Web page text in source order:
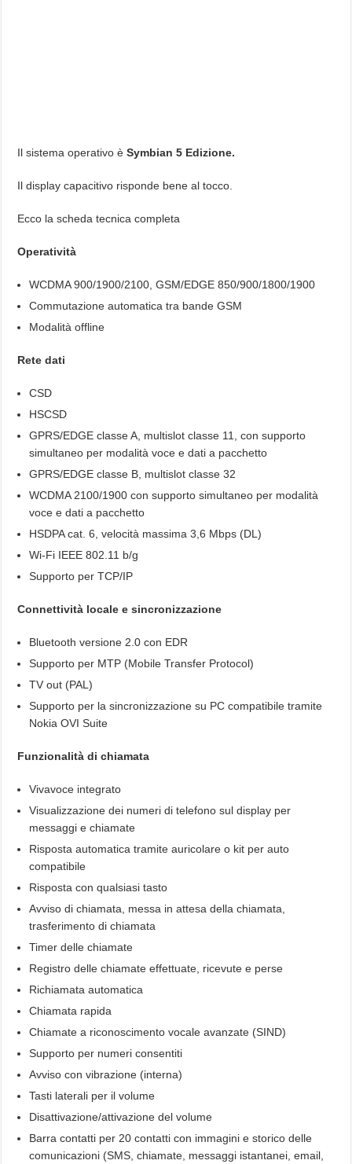
Il sistema operativo èSymbian 5 Edizione.
Il display capacitivo risponde bene al tocco.
Ecco la scheda tecnica completa
Operatività
WCDMA 900/1900/2100, GSM/EDGE 850/900/1800/1900
Commutazione automatica tra bande GSM
Modalità offline
Rete dati
CSD
HSCSD
GPRS/EDGE classe A, multislot classe 11, con supporto
simultaneo per modalità voce e dati a pacchetto
GPRS/EDGE classe B, multislot classe 32
WCDMA 2100/1900 con supporto simultaneo per modalità
voce e dati a pacchetto
HSDPA cat. 6, velocità massima 3,6 Mbps (DL)
Wi-Fi IEEE 802.11 b/g
Supporto per TCP/IP
Connettività locale e sincronizzazione
Bluetooth versione 2.0 con EDR
Supporto per MTP (Mobile Transfer Protocol)
TV out (PAL)
Supporto per la sincronizzazione su PC compatibile tramite
Nokia OVI Suite
Funzionalità di chiamata
Vivavoce integrato
Visualizzazione dei numeri di telefono sul display per
messaggi e chiamate
Risposta automatica tramite auricolare o kit per auto
compatibile
Risposta con qualsiasi tasto
Avviso di chiamata, messa in attesa della chiamata,
trasferimento di chiamata
Timer delle chiamate
Registro delle chiamate effettuate, ricevute e perse
Richiamata automatica
Chiamata rapida
Chiamate a riconoscimento vocale avanzate (SIND)
Supporto per numeri consentiti
Avviso con vibrazione (interna)
Tasti laterali per il volume
Disattivazione/attivazione del volume
Barra contatti per 20 contatti con immagini e storico delle
comunicazioni (SMS, chiamate, messaggi istantanei, email,